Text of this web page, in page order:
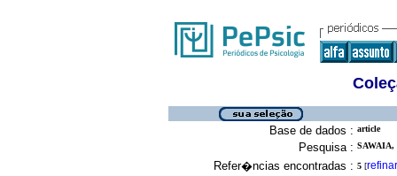
Base de dados : article
Pesquisa :
Refer�ncias encontradas : 5 [refinar